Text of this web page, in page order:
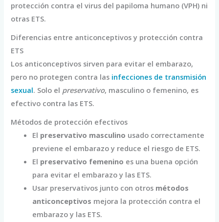
protección contra el virus del papiloma humano (VPH) ni
otras ETS.
Diferencias entre anticonceptivos y protección contra
ETS
Los anticonceptivos sirven para evitar el embarazo,
pero no protegen contra las infecciones de transmisión
sexual. Solo el preservativo, masculino o femenino, es
efectivo contra las ETS.
Métodos de protección efectivos
El preservativo masculino usado correctamente
previene el embarazo y reduce el riesgo de ETS.
El preservativo femenino es una buena opción
para evitar el embarazo y las ETS.
Usar preservativos junto con otros métodos
anticonceptivos mejora la protección contra el
embarazo y las ETS.